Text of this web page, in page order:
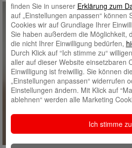
finden Sie in unserer Erklärung zum
auf „Einstellungen anpassen“ können
Cookies wir auf Grundlage Ihrer
Sie haben außerdem die Möglichkeit,
die nicht Ihrer Einwilligung bedürfen,
Durch Klick auf “Ich stimme zu“
aller auf dieser Website einsetzbaren
Einwilligung ist freiwillig. Sie können
„Einstellungen anpassen“ widerrufen
Einstellungen ändern. Mit Klick auf
ablehnen“ werden alle Marketing
Ich stimme zu